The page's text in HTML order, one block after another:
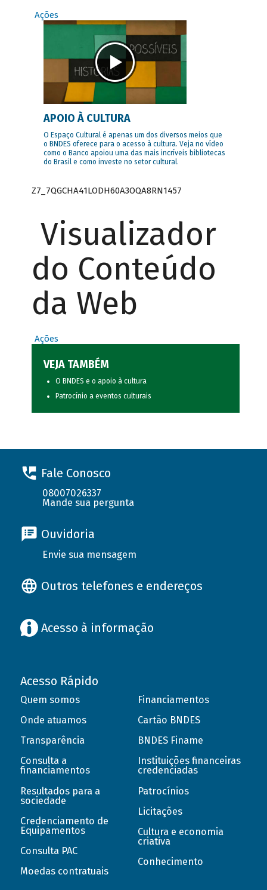
Ações
APOIO À CULTURA
O Espaço Cultural é apenas um dos diversos meios que
o BNDES oferece para o acesso à cultura. Veja no vídeo
como o Banco apoiou uma das mais incríveis bibliotecas
do Brasil e como investe no setor cultural.
Z7_7QGCHA41LODH60A3OQA8RN1457
Visualizador
do Conteúdo
da Web
Ações
VEJA TAMBÉM
O BNDES e o apoio à cultura
Patrocínio a eventos culturais
Fale Conosco
08007026337
Mande sua pergunta
Ouvidoria
Envie sua mensagem
Outros telefones e endereços
Acesso à informação
Acesso Rápido
Quem somos
Onde atuamos
Transparência
Consulta a
financiamentos
Resultados para a
sociedade
Credenciamento de
Equipamentos
Consulta PAC
Moedas contratuais
Financiamentos
Cartão BNDES
BNDES Finame
Instituições financeiras
credenciadas
Patrocínios
Licitações
Cultura e economia
criativa
Conhecimento